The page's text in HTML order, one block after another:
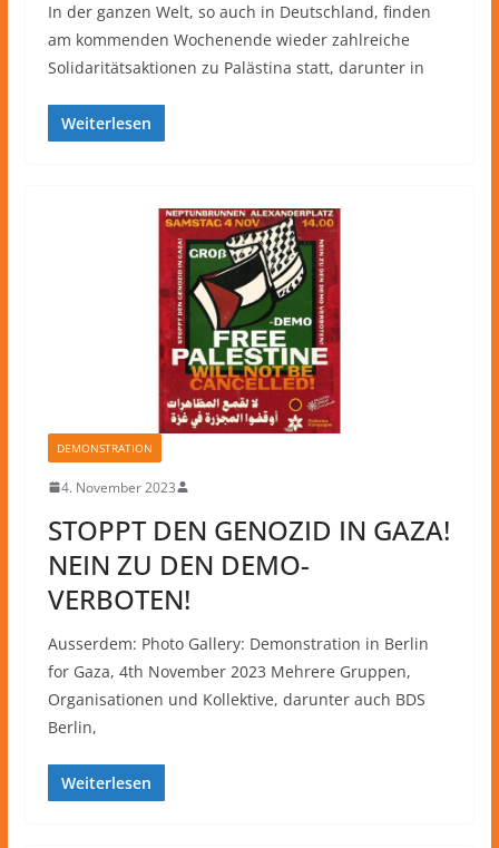
In der ganzen Welt, so auch in Deutschland, finden
am kommenden Wochenende wieder zahlreiche
Solidaritätsaktionen zu Palästina statt, darunter in
Weiterlesen
DEMONSTRATION
4. November 2023
STOPPT DEN GENOZID IN GAZA!
NEIN ZU DEN DEMO-
VERBOTEN!
Ausserdem: Photo Gallery: Demonstration in Berlin
for Gaza, 4th November 2023 Mehrere Gruppen,
Organisationen und Kollektive, darunter auch BDS
Berlin,
Weiterlesen